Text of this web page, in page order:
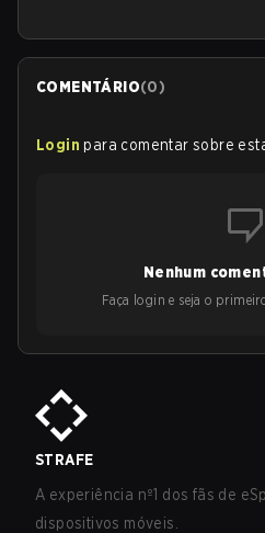
COMENTÁRIO(0)
Login para comentar sobre
Nenhum
Faça login e seja o
STRAFE
A experiência nº1 dos fãs de
dispositivos móveis.